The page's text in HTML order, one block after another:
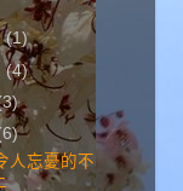
(1)
(4)
人忘憂的不